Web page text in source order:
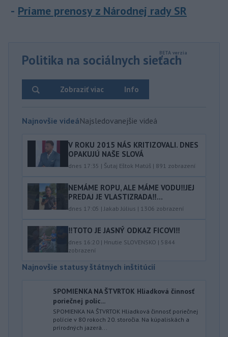
Priame prenosy z Národnej rady SR
Politika na sociálnych sieťach
Info
Zobraziť viac
Najnovšie videáNajsledovanejšie videá
V ROKU 2015 NÁS KRITIZOVALI. DNES
OPAKUJÚ NAŠE SLOVÁ
dnes 17:35 | Šutaj Eštok Matúš | 891 zobrazení
NEMÁME ROPU, ALE MÁME VODU‼️JEJ
PREDAJ JE VLASTIZRADA‼️...
dnes 17:05 | Jakab Július | 1306 zobrazení
‼️TOTO JE JASNÝ ODKAZ FICOVI‼️
dnes 16:20 | Hnutie SLOVENSKO | 5844
zobrazení
Najnovšie statusy štátnych inštitúcií
SPOMIENKA NA ŠTVRTOK Hliadková činnosť
poriečnej políc...
SPOMIENKA NA ŠTVRTOK Hliadková činnosť poriečnej
polície v 80 rokoch 20. storočia. Na kúpaliskách a
prírodných jazerá...